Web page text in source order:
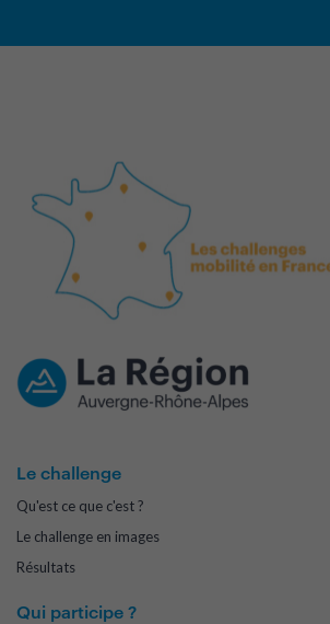
Le challenge
Qu'est ce que c'est ?
Le challenge en images
Résultats
Qui participe ?